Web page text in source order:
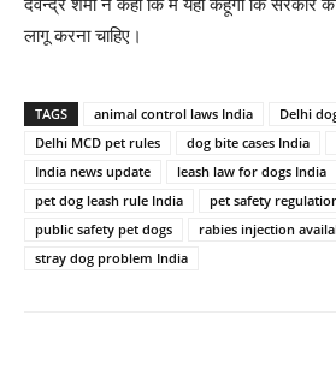
लागू करना चाहिए।
TAGS animal control laws India
Delhi
Delhi MCD pet rules
dog bite cases India
India news update
leash law for dogs India
pet dog leash rule India
pet safety
public safety pet dogs
rabies injection
stray dog problem India